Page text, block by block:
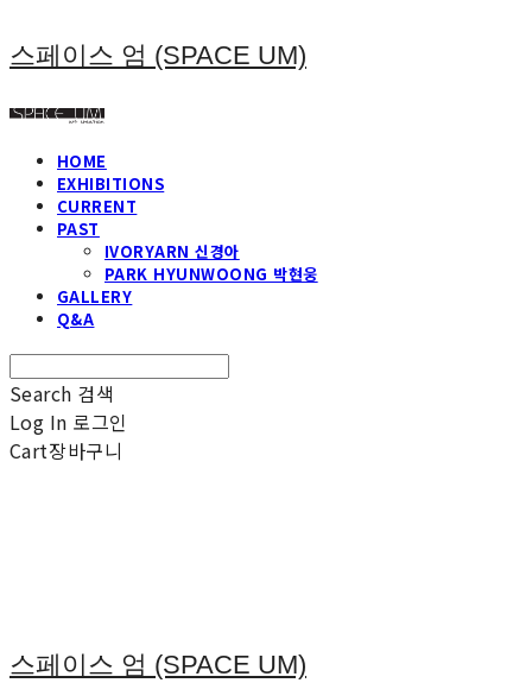
스페이스 엄 (SPACE UM)
HOME
EXHIBITIONS
CURRENT
PAST
IVORYARN 신경아
PARK HYUNWOONG 박현웅
GALLERY
Q&A
Search 검색
Log In 로그인
Cart장바구니
스페이스 엄 (SPACE UM)